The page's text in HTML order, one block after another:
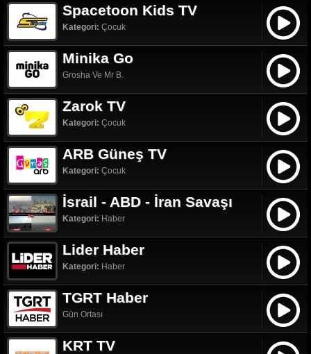
Spacetoon Kids TV
Kategori: Çocuk
Minika Go
Grosha Ve Mr B.
Zarok TV
Kategori: Çocuk
ARB Güneş TV
Kategori: Çocuk
İsrail - ABD - İran Savaşı
Kategori: Haber
Lider Haber
Kategori: Haber
TGRT Haber
Gün Ortası
KRT TV